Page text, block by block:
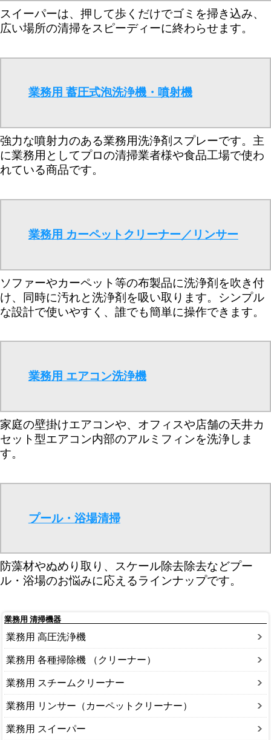
スイーパーは、押して歩くだけでゴミを掃き込み、
広い場所の清掃をスピーディーに終わらせます。
業務用 蓄圧式泡洗浄機・噴射機
強力な噴射力のある業務用洗浄剤スプレーです。主
に業務用としてプロの清掃業者様や食品工場で使わ
れている商品です。
業務用 カーペットクリーナー／リンサー
ソファーやカーペット等の布製品に洗浄剤を吹き付
け、同時に汚れと洗浄剤を吸い取ります。シンプル
な設計で使いやすく、誰でも簡単に操作できます。
業務用 エアコン洗浄機
家庭の壁掛けエアコンや、オフィスや店舗の天井カ
セット型エアコン内部のアルミフィンを洗浄しま
す。
プール・浴場清掃
防藻材やぬめり取り、スケール除去除去などプー
ル・浴場のお悩みに応えるラインナップです。
業務用 清掃機器
業務用 高圧洗浄機
業務用 各種掃除機 （クリーナー）
業務用 スチームクリーナー
業務用 リンサー（カーペットクリーナー）
業務用 スイーパー